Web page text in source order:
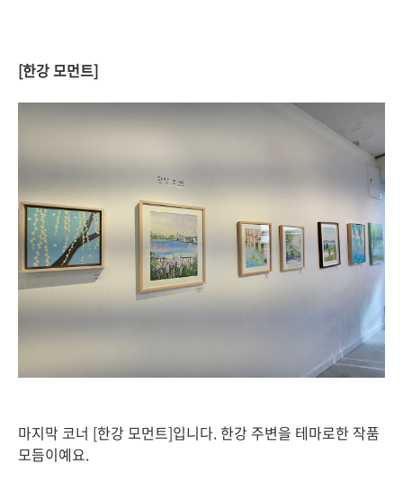
[한강 모먼트]
마지막 코너 [한강 모먼트]입니다. 한강 주변을 테마로한 작품
모듬이예요.